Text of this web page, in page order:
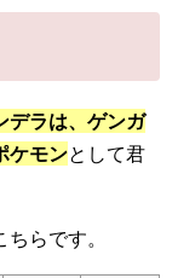
デラは、ゲンガ
ケモンとして君
らです。